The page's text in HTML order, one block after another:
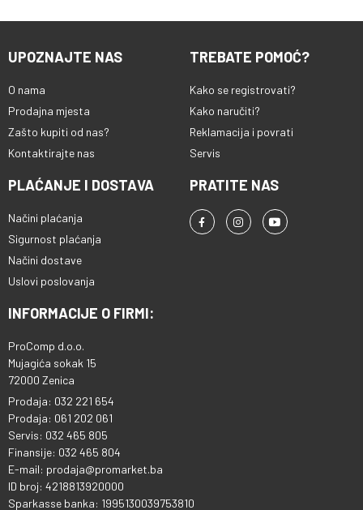
UPOZNAJTE NAS
O nama
Prodajna mjesta
Zašto kupiti od nas?
Kontaktirajte nas
TREBATE POMOĆ?
Kako se registrovati?
Kako naručiti?
Reklamacija i povrati
Servis
PLAĆANJE I DOSTAVA
Načini plaćanja
Sigurnost plaćanja
Načini dostave
Uslovi poslovanja
PRATITE NAS
INFORMACIJE O FIRMI:
ProComp d.o.o.
Mujagića sokak 15
72000 Zenica
Prodaja: 032 221 654
Prodaja: 061 202 061
Servis: 032 465 805
Finansije: 032 465 804
E-mail: prodaja@promarket.ba
ID broj: 4218813920000
Sparkasse banka: 1995130039753810